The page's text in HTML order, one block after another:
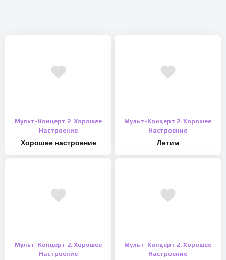
Мульт-Концерт 2. Хорошее
Настроение
Хорошее настроение
Мульт-Концерт 2. Хорошее
Настроение
Летим
Мульт-Концерт 2. Хорошее
Настроение
Мульт-Концерт 2. Хорошее
Настроение